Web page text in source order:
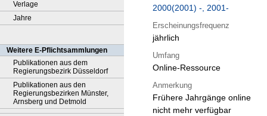
Verlage
Jahre
Weitere E-Pflichtsammlungen
Publikationen aus dem
Regierungsbezirk Düsseldorf
Publikationen aus den
Regierungsbezirken Münster,
Arnsberg und Detmold
2000(2001) -, 2001-
Erscheinungsfrequenz
jährlich
Umfang
Online-Ressource
Anmerkung
Frühere Jahrgänge online
nicht mehr verfügbar